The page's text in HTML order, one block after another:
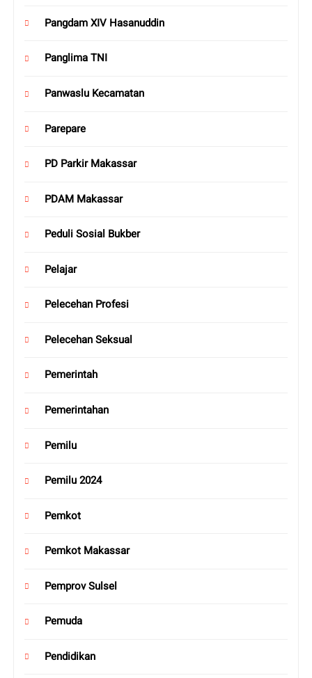
Pangdam XIV Hasanuddin
Panglima TNI
Panwaslu Kecamatan
Parepare
PD Parkir Makassar
PDAM Makassar
Peduli Sosial Bukber
Pelajar
Pelecehan Profesi
Pelecehan Seksual
Pemerintah
Pemerintahan
Pemilu
Pemilu 2024
Pemkot
Pemkot Makassar
Pemprov Sulsel
Pemuda
Pendidikan